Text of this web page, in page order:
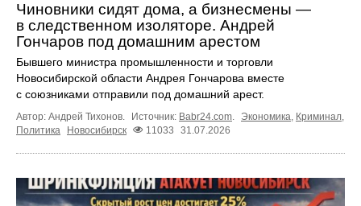
Чиновники сидят дома, а бизнесмены —
в следственном изоляторе. Андрей
Гончаров под домашним арестом
Бывшего министра промышленности и торговли
Новосибирской области Андрея Гончарова вместе
с союзниками отправили под домашний арест.
Автор: Андрей Тихонов. Источник: Babr24.com. Экономика, Криминал,
Политика
Новосибирск 11033 31.07.2026